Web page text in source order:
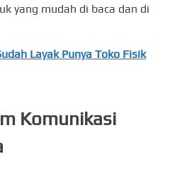
yang mudah di baca dan di
Layak Punya Toko Fisik
Komunikasi